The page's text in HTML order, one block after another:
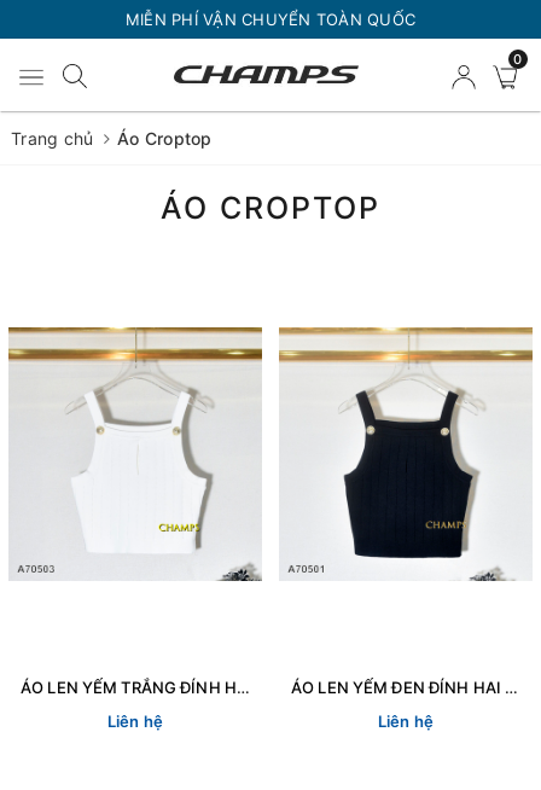
MIỄN PHÍ VẬN CHUYỂN TOÀN QUỐC
0
Trang chủ Áo Croptop
ÁO CROPTOP
ÁO LEN YẾM TRẮNG ĐÍNH HAI NÚT NỔI 70503
Liên hệ
ÁO LEN YẾM ĐEN ĐÍNH HAI NÚT NỔI 70501
Liên hệ